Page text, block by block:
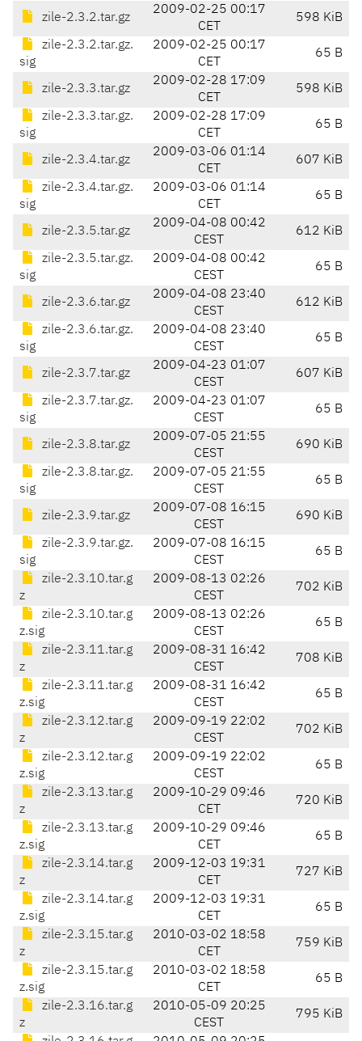
zile-2.3.2.tar.gz
2009-02-25 00:17
CET
598 KiB
zile-2.3.2.tar.gz.
sig
2009-02-25 00:17
CET
65 B
zile-2.3.3.tar.gz
2009-02-28 17:09
CET
598 KiB
zile-2.3.3.tar.gz.
sig
2009-02-28 17:09
CET
65 B
zile-2.3.4.tar.gz
2009-03-06 01:14
CET
607 KiB
zile-2.3.4.tar.gz.
sig
2009-03-06 01:14
CET
65 B
zile-2.3.5.tar.gz
2009-04-08 00:42
CEST
612 KiB
zile-2.3.5.tar.gz.
sig
2009-04-08 00:42
CEST
65 B
zile-2.3.6.tar.gz
2009-04-08 23:40
CEST
612 KiB
zile-2.3.6.tar.gz.
sig
2009-04-08 23:40
CEST
65 B
zile-2.3.7.tar.gz
2009-04-23 01:07
CEST
607 KiB
zile-2.3.7.tar.gz.
sig
2009-04-23 01:07
CEST
65 B
zile-2.3.8.tar.gz
2009-07-05 21:55
CEST
690 KiB
zile-2.3.8.tar.gz.
sig
2009-07-05 21:55
CEST
65 B
zile-2.3.9.tar.gz
2009-07-08 16:15
CEST
690 KiB
zile-2.3.9.tar.gz.
sig
2009-07-08 16:15
CEST
65 B
zile-2.3.10.tar.g
z
2009-08-13 02:26
CEST
702 KiB
zile-2.3.10.tar.g
z.sig
2009-08-13 02:26
CEST
65 B
zile-2.3.11.tar.g
z
2009-08-31 16:42
CEST
708 KiB
zile-2.3.11.tar.g
z.sig
2009-08-31 16:42
CEST
65 B
zile-2.3.12.tar.g
z
2009-09-19 22:02
CEST
702 KiB
zile-2.3.12.tar.g
z.sig
2009-09-19 22:02
CEST
65 B
zile-2.3.13.tar.g
z
2009-10-29 09:46
CET
720 KiB
zile-2.3.13.tar.g
z.sig
2009-10-29 09:46
CET
65 B
zile-2.3.14.tar.g
z
2009-12-03 19:31
CET
727 KiB
zile-2.3.14.tar.g
z.sig
2009-12-03 19:31
CET
65 B
zile-2.3.15.tar.g
z
2010-03-02 18:58
CET
759 KiB
zile-2.3.15.tar.g
z.sig
2010-03-02 18:58
CET
65 B
zile-2.3.16.tar.g
z
2010-05-09 20:25
CEST
795 KiB